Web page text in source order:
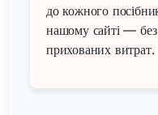
до кожного
нашому сайті — без
прихованих витрат.